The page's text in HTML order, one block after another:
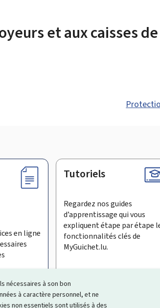
nécessaires à son bon
à caractère personnel, et ne
non essentiels sont utilisés à des
et aux caisses de
en ligne
Tutoriels
Regardez nos guides
d’apprentissage qui vous
expliquent étape par étape
fonctionnalités clés de
MyGuichet.lu.
à la newsletter